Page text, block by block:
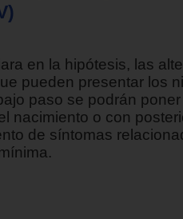
en la hipótesis, las
pueden presentar los
paso se podrán
nacimiento o con
de síntomas